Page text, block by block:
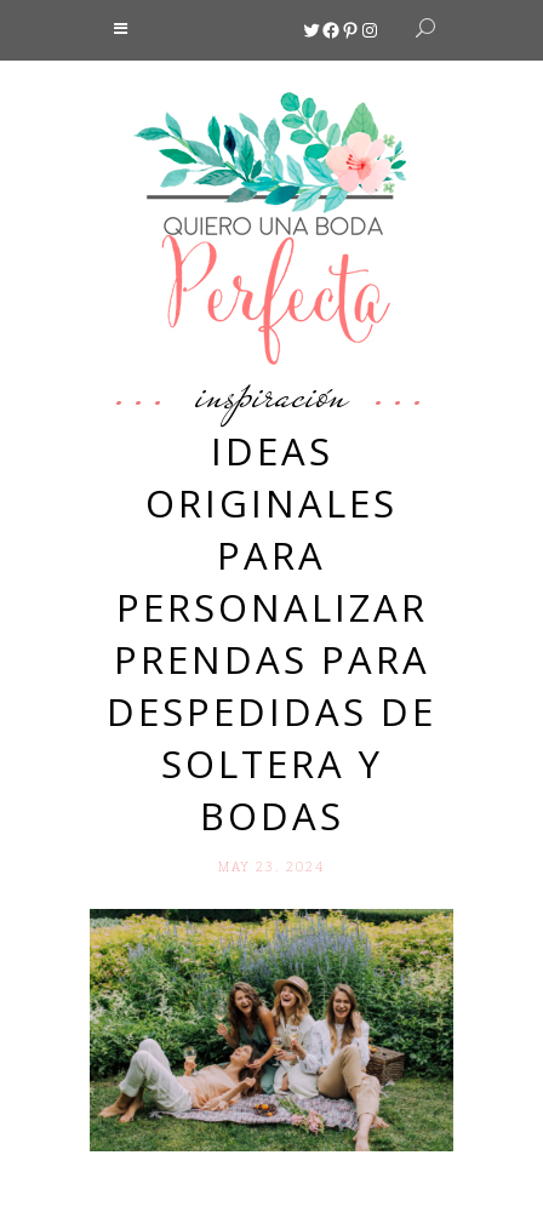
Twitter
Facebook
Pinterest
Instagram
inspiración
IDEAS
ORIGINALES
PARA
PERSONALIZAR
PRENDAS PARA
DESPEDIDAS DE
SOLTERA Y
BODAS
MAY 23. 2024